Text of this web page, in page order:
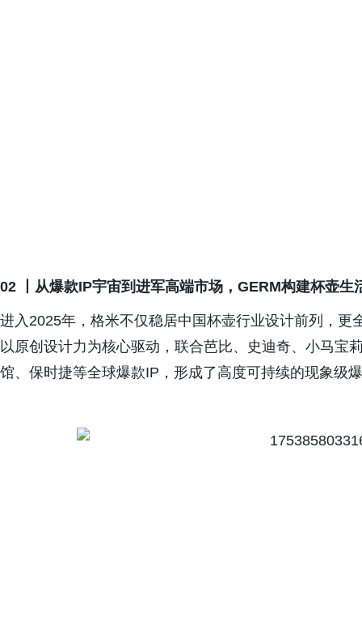
02 丨 从爆款IP宇宙到 进军高端市场 ，GERM构建杯壶生
进入2025年，格米不仅稳居中国杯壶行业设计前列，更
以原创设计力为核心驱动，联合芭比、史迪奇、小马宝
馆、保时捷等全球爆款IP，形成了高度可持续的现象级